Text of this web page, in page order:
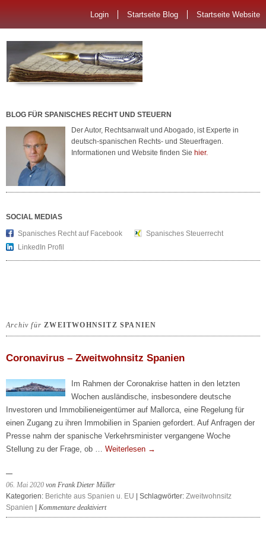
Login Startseite Blog Startseite Website
BLOG FÜR SPANISCHES RECHT UND STEUERN
Der Autor, Rechtsanwalt und Abogado, ist Experte in
deutsch-spanischen Rechts- und Steuerfragen.
Informationen und Website finden Sie hier.
SOCIAL MEDIAS
Spanisches Recht auf Facebook
Spanisches Steuerrecht
LinkedIn Profil
Archiv fürZWEITWOHNSITZ SPANIEN
Coronavirus – Zweitwohnsitz Spanien
Im Rahmen der Coronakrise hatten in den letzten
Wochen ausländische, insbesondere deutsche
Investoren und Immobilieneigentümer auf Mallorca, eine Regelung für
einen Zugang zu ihren Immobilien in Spanien gefordert. Auf Anfragen der
Presse nahm der spanische Verkehrsminister vergangene Woche
Stellung zu der Frage, ob … Weiterlesen →
06. Mai 2020 von Frank Dieter Müller
Kategorien: Berichte aus Spanien u. EU | Schlagwörter: Zweitwohnsitz
Spanien
Kommentare deaktiviertfür
Coronavirus